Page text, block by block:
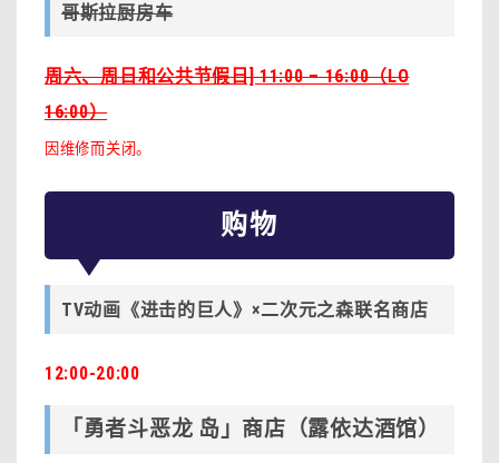
哥斯拉厨房车
周六、周日和公共节假日] 11:00 – 16:00（LO
16:00）
因维修而关闭。
购物
TV动画《进击的巨人》×二次元之森联名商店
12:00-20:00
「勇者斗恶龙 岛」商店（露依达酒馆）